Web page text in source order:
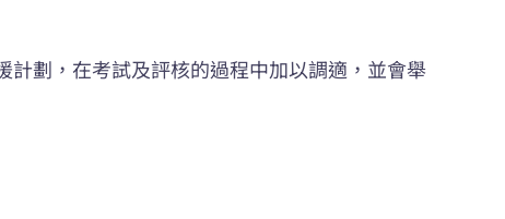
計劃，在考試及評核的過程中加以調適，並會舉